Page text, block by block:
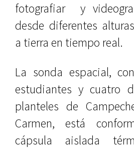
fotografiar y
desde diferentes
a tierra en tiempo real.
La sonda espacial,
estudiantes y cuatro
planteles de
Carmen, está
cápsula aislada